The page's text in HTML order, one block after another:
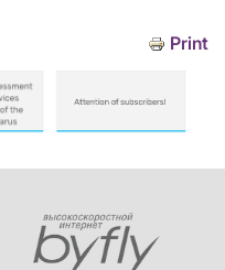
Print